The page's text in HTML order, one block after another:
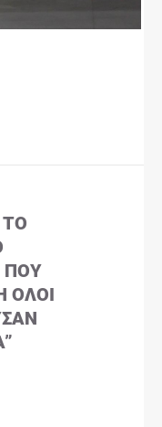
ΤΟ
ΠΟΥ
ΌΛΟΙ